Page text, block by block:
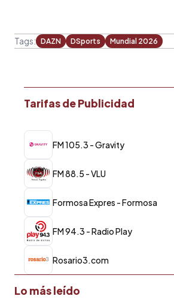
Tags: DAZN DSports Mundial 2026
Tarifas de Publicidad
FM 105.3 - Gravity
FM 88.5 - VLU
Formosa Expres - Formosa
FM 94.3 - Radio Play
Rosario3.com
Lo más leído